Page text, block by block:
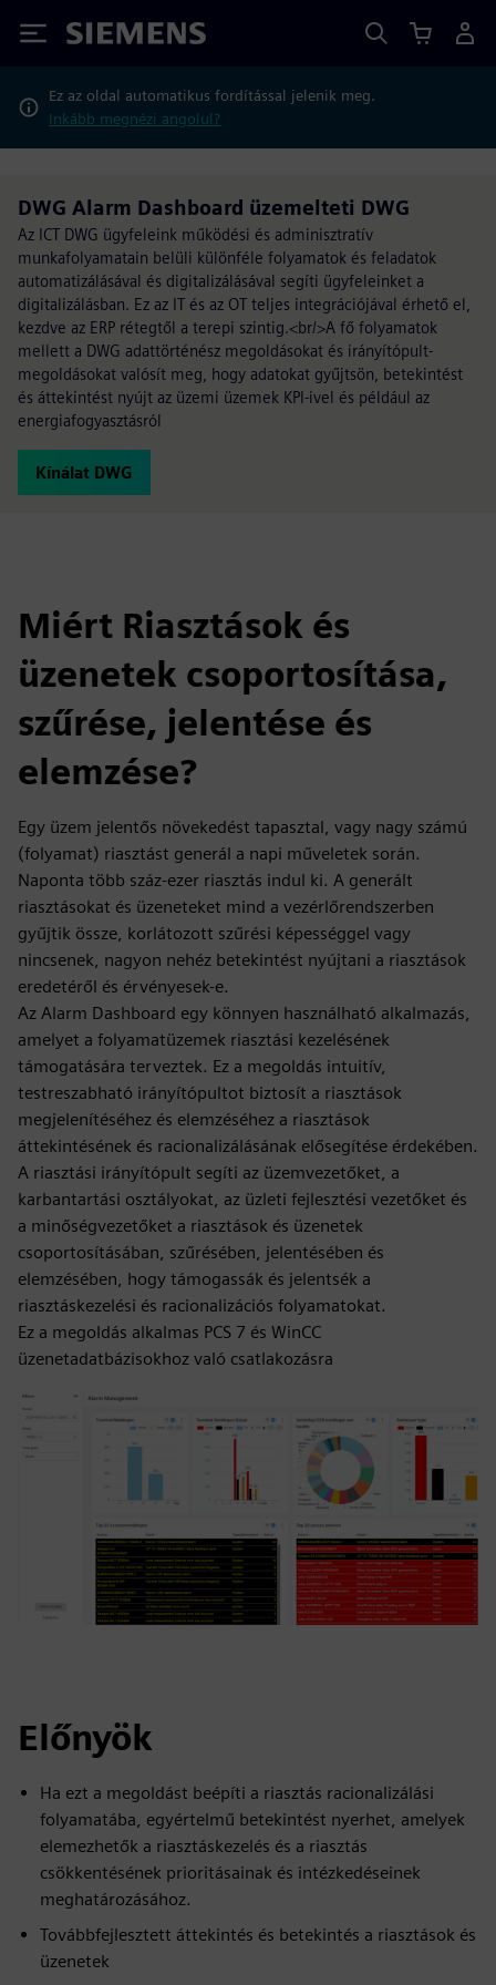
Siemens
Ez az oldal automatikus fordítással jelenik meg.
Inkább megnézi angolul?
DWG Alarm Dashboard üzemelteti DWG
Az ICT DWG ügyfeleink működési és adminisztratív
munkafolyamatain belüli különféle folyamatok és feladatok
automatizálásával és digitalizálásával segíti ügyfeleinket a
digitalizálásban. Ez az IT és az OT teljes integrációjával érhető el,
kezdve az ERP rétegtől a terepi szintig.<br/>A fő folyamatok
mellett a DWG adattörténész megoldásokat és irányítópult-
megoldásokat valósít meg, hogy adatokat gyűjtsön, betekintést
és áttekintést nyújt az üzemi üzemek KPI-ivel és például az
energiafogyasztásról
Kínálat DWG
Miért Riasztások és
üzenetek csoportosítása,
szűrése, jelentése és
elemzése?
Egy üzem jelentős növekedést tapasztal, vagy nagy számú
(folyamat) riasztást generál a napi műveletek során.
Naponta több száz-ezer riasztás indul ki. A generált
riasztásokat és üzeneteket mind a vezérlőrendszerben
gyűjtik össze, korlátozott szűrési képességgel vagy
nincsenek, nagyon nehéz betekintést nyújtani a riasztások
eredetéről és érvényesek-e.
Az Alarm Dashboard egy könnyen használható alkalmazás,
amelyet a folyamatüzemek riasztási kezelésének
támogatására terveztek. Ez a megoldás intuitív,
testreszabható irányítópultot biztosít a riasztások
megjelenítéséhez és elemzéséhez a riasztások
áttekintésének és racionalizálásának elősegítése érdekében.
A riasztási irányítópult segíti az üzemvezetőket, a
karbantartási osztályokat, az üzleti fejlesztési vezetőket és
a minőségvezetőket a riasztások és üzenetek
csoportosításában, szűrésében, jelentésében és
elemzésében, hogy támogassák és jelentsék a
riasztáskezelési és racionalizációs folyamatokat.
Ez a megoldás alkalmas PCS 7 és WinCC
üzenetadatbázisokhoz való csatlakozásra
Előnyök
Ha ezt a megoldást beépíti a riasztás racionalizálási
folyamatába, egyértelmű betekintést nyerhet, amelyek
elemezhetők a riasztáskezelés és a riasztás
csökkentésének prioritásainak és intézkedéseinek
meghatározásához.
Továbbfejlesztett áttekintés és betekintés a riasztások és
üzenetek